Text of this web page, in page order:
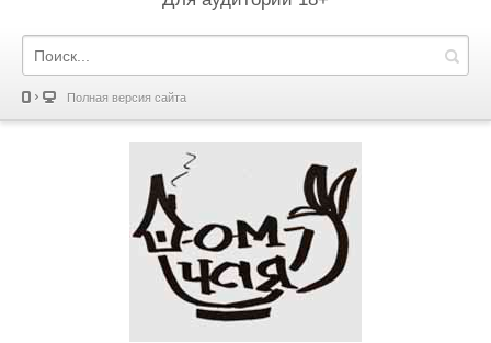
Полная версия сайта